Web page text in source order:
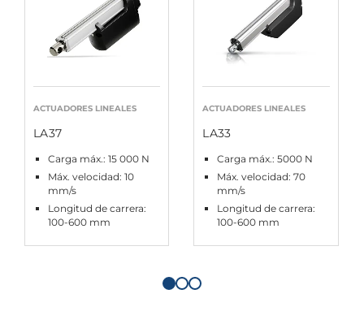
ACTUADORES LINEALES
LA37
Carga máx.: 15 000 N
Máx. velocidad: 10
mm/s
Longitud de carrera:
100-600 mm
ACTUADORES LINEALES
LA33
Carga máx.: 5000 N
Máx. velocidad: 70
mm/s
Longitud de carrera:
100-600 mm